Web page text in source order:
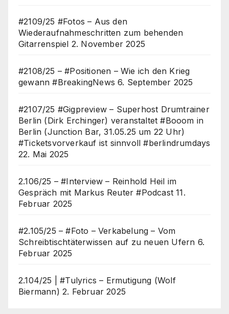
#2109/25 #Fotos – Aus den
Wiederaufnahmeschritten zum behenden
Gitarrenspiel 2. November 2025
#2108/25 – #Positionen – Wie ich den Krieg
gewann #BreakingNews 6. September 2025
#2107/25 #Gigpreview – Superhost Drumtrainer
Berlin (Dirk Erchinger) veranstaltet #Booom in
Berlin (Junction Bar, 31.05.25 um 22 Uhr)
#Ticketsvorverkauf ist sinnvoll #berlindrumdays
22. Mai 2025
2.106/25 – #Interview – Reinhold Heil im
Gespräch mit Markus Reuter #Podcast 11.
Februar 2025
#2.105/25 – #Foto – Verkabelung – Vom
Schreibtischtäterwissen auf zu neuen Ufern 6.
Februar 2025
2.104/25 | #Tulyrics – Ermutigung (Wolf
Biermann) 2. Februar 2025